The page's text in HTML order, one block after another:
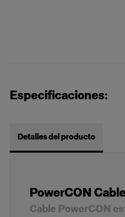
Especificaciones:
Detalles del producto
PowerCON
Cable PowerCON